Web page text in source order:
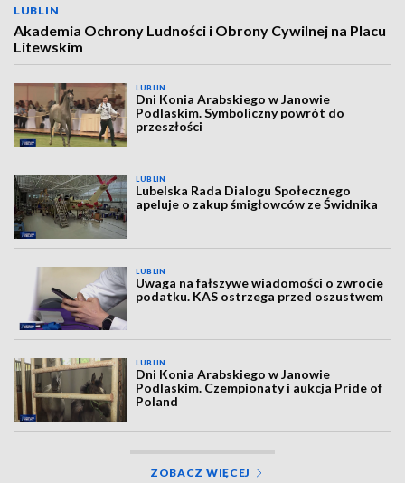
LUBLIN
Akademia Ochrony Ludności i Obrony Cywilnej na Placu
Litewskim
LUBLIN
Dni Konia Arabskiego w Janowie
Podlaskim. Symboliczny powrót do
przeszłości
LUBLIN
Lubelska Rada Dialogu Społecznego
apeluje o zakup śmigłowców ze Świdnika
LUBLIN
Uwaga na fałszywe wiadomości o zwrocie
podatku. KAS ostrzega przed oszustwem
LUBLIN
Dni Konia Arabskiego w Janowie
Podlaskim. Czempionaty i aukcja Pride of
Poland
ZOBACZ WIĘCEJ